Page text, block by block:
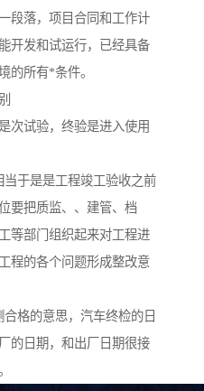
段落，项目合同和工作计
开发和试运行，已经具备
的所有*条件。
次试验，终验是进入使用
于是是工程竣工验收之前
要把质监、、建管、档
等部门组织起来对工程进
程的各个问题形成整改意
格的意思，汽车终检的日
的日期，和出厂日期很接